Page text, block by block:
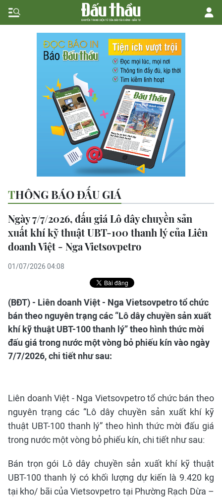
THÔNG BÁO ĐẤU GIÁ
Ngày 7/7/2026, đấu giá Lô dây chuyền sản
xuất khí kỹ thuật UBT-100 thanh lý của Liên
doanh Việt - Nga Vietsovpetro
01/07/2026 04:08
(BĐT) - Liên doanh Việt - Nga Vietsovpetro tổ chức
bán theo nguyên trạng các “Lô dây chuyền sản xuất
khí kỹ thuật UBT-100 thanh lý” theo hình thức mời
đấu giá trong nước một vòng bỏ phiếu kín vào ngày
7/7/2026, chi tiết như sau:
Liên doanh Việt - Nga Vietsovpetro tổ chức bán theo
nguyên trạng các “Lô dây chuyền sản xuất khí kỹ
thuật UBT-100 thanh lý” theo hình thức mời đấu giá
trong nước một vòng bỏ phiếu kín, chi tiết như sau:
Bán trọn gói Lô dây chuyền sản xuất khí kỹ thuật
UBT-100 thanh lý có khối lượng dự kiến là 9.420 kg
tại kho/ bãi của Vietsovpetro tại Phường Rạch Dừa –